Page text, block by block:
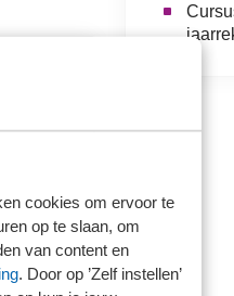
cookies om ervoor te
op te slaan, om
van content en
. Door op ’Zelf instellen’